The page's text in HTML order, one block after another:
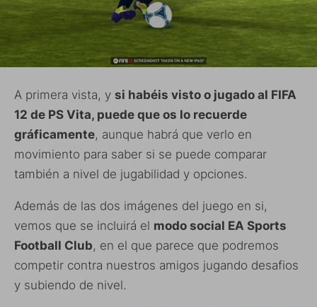
A primera vista, y si habéis visto o jugado al FIFA
12 de PS Vita, puede que os lo recuerde
gráficamente, aunque habrá que verlo en
movimiento para saber si se puede comparar
también a nivel de jugabilidad y opciones.
Además de las dos imágenes del juego en si,
vemos que se incluirá el modo social EA Sports
Football Club, en el que parece que podremos
competir contra nuestros amigos jugando desafios
y subiendo de nivel.